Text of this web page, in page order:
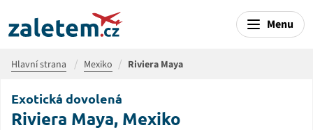
Menu
Hlavní strana Mexiko Riviera Maya
Exotická dovolená
Riviera Maya, Mexiko